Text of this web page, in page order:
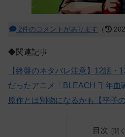
2件のコメントがあります （
◆関連記事
【終盤のネタバレ注意】12話・
だったアニメ「BLEACH 千年血
原作とは別物になるかも【平子
目次